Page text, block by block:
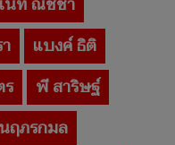
แบงค์ ธิติ
พี สาริษฐ์
ฤภรกมล